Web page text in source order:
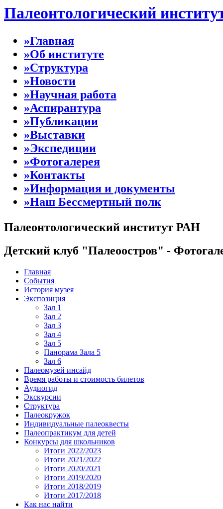
Палеонтологический
»Главная
»Об институте
»Структура
»Новости
»Научная работа
»Аспирантура
»Публикации
»Выставки
»Экспедиции
»Фотогалерея
»Контакты
»Информация и документы
»Наш Бессмертный полк
Палеонтологический институт РАН
Детский клуб "Палеоостров" -
Главная
События
История музея
Экспозиция
Зал 1
Зал 2
Зал 3
Зал 4
Зал 5
Панорама Зала 5
Зал 6
Палеомузей инсайд
Время работы и стоимость билетов
Аудиогид
Экскурсии
Структура
Палеокружок
Индивидуальные палеоквесты
Палеопрактикум для детей
Конкурсы для школьников
Итоги 2022/2023
Итоги 2021/2022
Итоги 2020/2021
Итоги 2019/2020
Итоги 2018/2019
Итоги 2017/2018
Как нас найти